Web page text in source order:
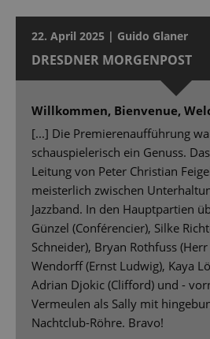
22. April 2025 | Guido Glaner
DRESDNER MORGENPOST
Willkommen, Bienvenue,
[...] Die Premierenaufführung
schauspielerisch ein Genuss.
Leitung von Peter Christian
meisterlich zwischen
Jazzband. In den Hauptpartien
Günzel (Conférencier), Silke
Schneider), Bryan Rothfuss
Wendorff (Ernst Ludwig), Kaya
Adrian Djokic (Clifford) und -
Vermeulen als Sally mit
Nachtclub-Röhre. Bravo!